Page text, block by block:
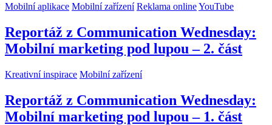
Mobilní aplikace Mobilní zařízení Reklama onlineYouTube
Reportáž z Communication Wednesday:
Mobilní marketing pod lupou – 2. část
Kreativní inspirace Mobilní zařízení
Reportáž z Communication Wednesday:
Mobilní marketing pod lupou – 1. část